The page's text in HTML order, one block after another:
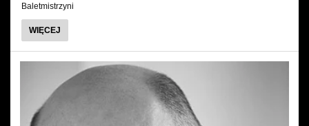
Baletmistrzyni
WIĘCEJ
SIMONETTA
LYSY